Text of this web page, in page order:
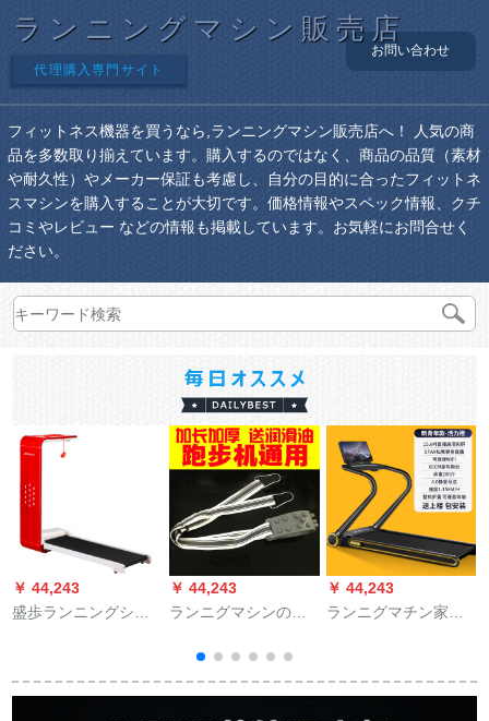
ランニングマシン販売店
代理購入専門サイト
お問い合わせ
フィットネス機器を買うなら,ランニングマシン販売店へ！ 人気の商
品を多数取り揃えています。購入するのではなく、商品の品質（素材
や耐久性）やメーカー保証も考慮し、自分の目的に合ったフィットネ
スマシンを購入することが大切です。価格情報やスペック情報、クチ
コミやレビュー などの情報も掲載しています。お気軽にお問合せく
ださい。
￥ 44,243
盛歩ランニングシン
クククククリングメ
￥ 44,243
ランニグマシンの共
ットの共通のマッチ
です。
￥ 44,243
ランニグマチン家庭
静音室内ジムSPAX